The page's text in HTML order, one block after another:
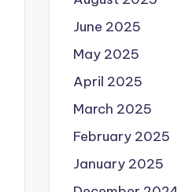
June 2025
May 2025
April 2025
March 2025
February 2025
January 2025